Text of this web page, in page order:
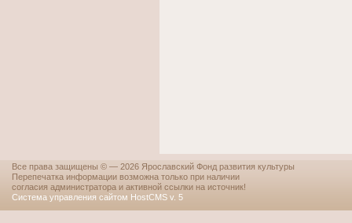
Все права защищены © — 2026 Ярославский Фонд развития культуры
Перепечатка информации возможна только при наличии
согласия администратора и активной ссылки на источник!
Система управления сайтом HostCMS v. 5